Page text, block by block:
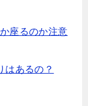
座るのか注意
はあるの？